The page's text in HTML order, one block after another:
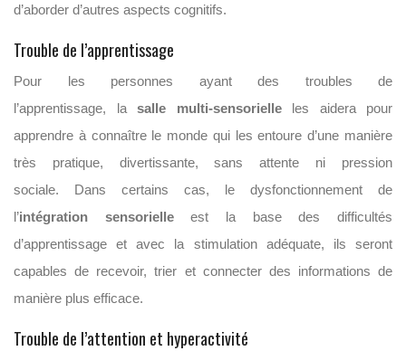
d’aborder d’autres aspects cognitifs.
Trouble de l’apprentissage
Pour les personnes ayant des troubles de
l’apprentissage, la salle multi-sensorielleles aidera pour
apprendre à connaître le monde qui les entoure d’une manière
très pratique, divertissante, sans attente ni pression
sociale. Dans certains cas, le dysfonctionnement de
l’intégration sensorielleest la base des difficultés
d’apprentissage et avec la stimulation adéquate, ils seront
capables de recevoir, trier et connecter des informations de
manière plus efficace.
Trouble de l’attention et hyperactivité